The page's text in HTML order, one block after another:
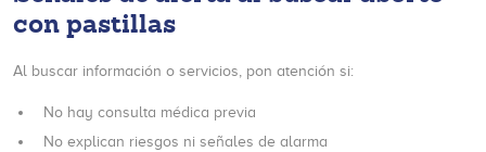
con pastillas
Al buscar información o servicios, pon atención si:
No hay consulta médica previa
No explican riesgos ni señales de alarma